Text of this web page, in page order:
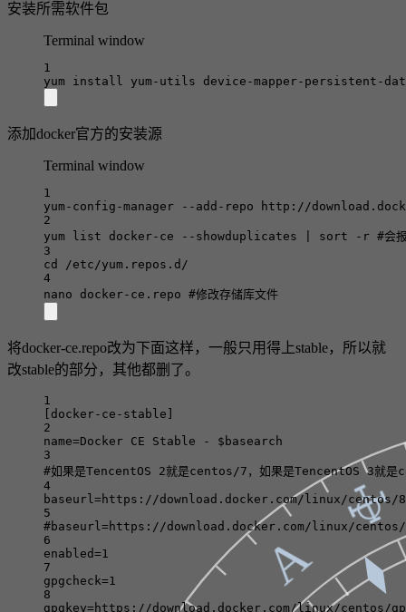
安装所需软件包
Terminal window
1
yum
install yum-utils device-mapper-persistent-
添加docker官方的安装源
Terminal window
1
yum-config-manager
--add-repo
http://
2
yum
list docker-ce --showduplicates sort -r #会
3
cd
/etc/yum.repos.d/
4
nano
docker-ce.repo #修改存储库文件
将docker-ce.repo改为下面这样，一般只用得上stable，所以就
改stable的部分，其他都删了。
1
[docker-ce-stable]
2
name=Docker CE Stable - $basearch
3
#如果是TencentOS 2就是centos/7，如果是TencentOS 3就
4
baseurl=https://download.docker.com/linux/centos/
5
#baseurl=https://download.docker.com/linux/
6
enabled=1
7
gpgcheck=1
8
gpgkey=https://download.docker.com/linux/centos/
☩
○
Α